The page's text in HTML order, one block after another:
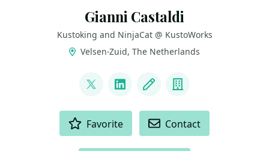
Gianni Castaldi
Kustoking and NinjaCat @ KustoWorks
Velsen-Zuid, The Netherlands
@castello_johnny
LinkedInBlog Company
Favorite Contact